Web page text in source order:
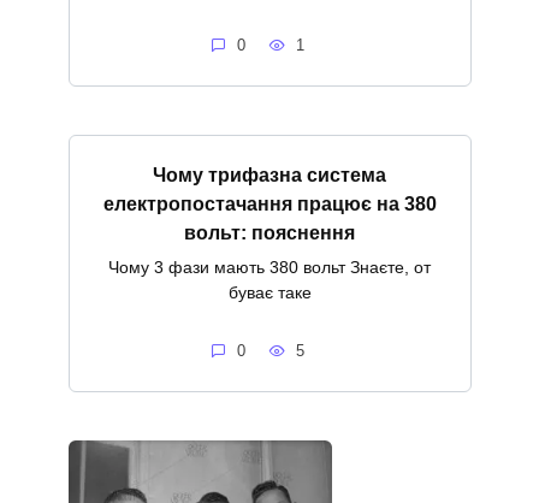
0 1
Чому трифазна система
електропостачання працює на 380
вольт: пояснення
Чому 3 фази мають 380 вольт Знаєте, от
буває таке
0 5